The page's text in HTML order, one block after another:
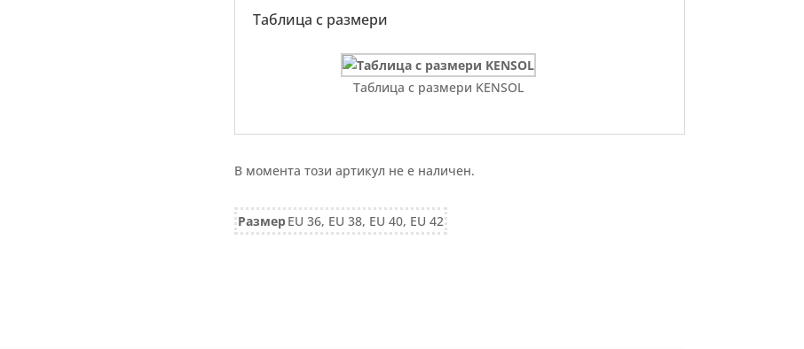
Таблица с размери
Таблица с размери KENSOL
В момента този артикул не е наличен.
РазмерEU 36, EU 38, EU 40, EU 42